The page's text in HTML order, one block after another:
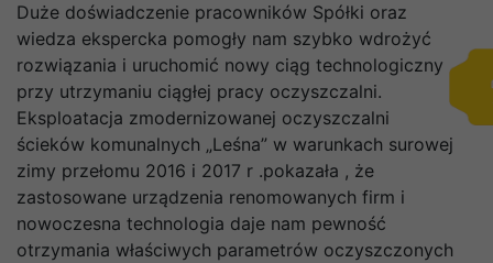
Duże doświadczenie pracowników Spółki oraz
wiedza ekspercka pomogły nam szybko wdrożyć
rozwiązania i uruchomić nowy ciąg technologiczny
przy utrzymaniu ciągłej pracy oczyszczalni.
Eksploatacja zmodernizowanej oczyszczalni
ścieków komunalnych „Leśna” w warunkach surowej
zimy przełomu 2016 i 2017 r .pokazała , że
zastosowane urządzenia renomowanych firm i
nowoczesna technologia daje nam pewność
otrzymania właściwych parametrów oczyszczonych